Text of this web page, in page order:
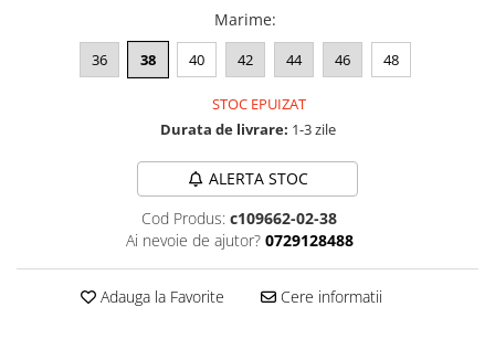
Marime:
36 38 40 42 44 46 48
STOC EPUIZAT
Durata de livrare: 1-3 zile
ALERTA STOC
Cod Produs: c109662-02-38
Ai nevoie de ajutor? 0729128488
Adauga la Favorite Cere informatii